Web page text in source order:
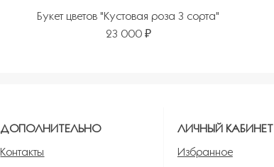
Букет цветов "Кустовая роза 3 сорта"
23 000 ₽
ДОПОЛНИТЕЛЬНО
Контакты
ЛИЧНЫЙ КАБИНЕТ
Избранное